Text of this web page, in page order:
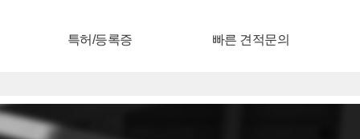
특허/등록증 빠른 견적문의